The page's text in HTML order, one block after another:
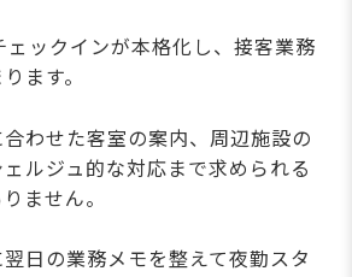
ェックインが本格化し、接客業務
ます。
わせた客室の案内、周辺施設の
ルジュ的な対応まで求められる
ません。
日の業務メモを整えて夜勤スタ